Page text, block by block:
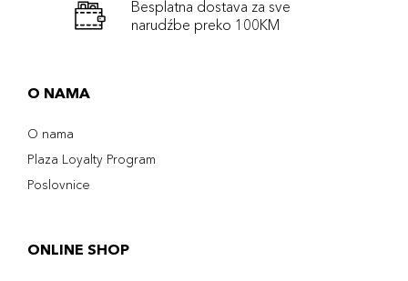
Besplatna dostava za sve
narudźbe preko 100KM
O NAMA
O nama
Plaza Loyalty Program
Poslovnice
ONLINE SHOP